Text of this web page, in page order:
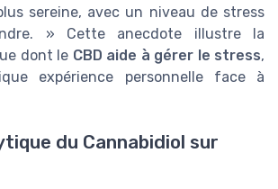
sereine, avec un niveau de stress
» Cette anecdote illustre la
dont le CBD aide à gérer le stress,
expérience personnelle face à
du Cannabidiol sur